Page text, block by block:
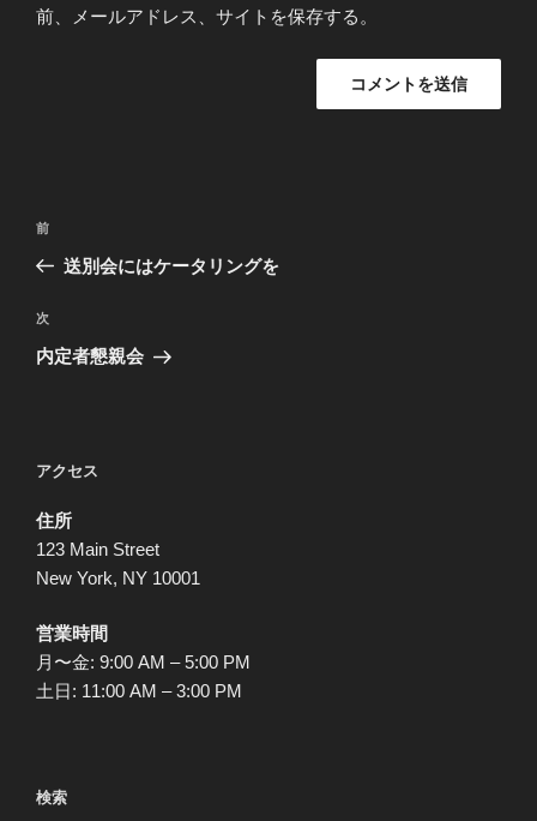
前、メールアドレス、サイトを保存する。
投
ビ
ゲ
ン
前
の
稿
前
送別会にはケータリングを
次
の
次
内定者懇親会
アクセス
住所
123 Main Street
New York, NY 10001
営業時間
月〜金: 9:00 AM – 5:00 PM
土日: 11:00 AM – 3:00 PM
検索